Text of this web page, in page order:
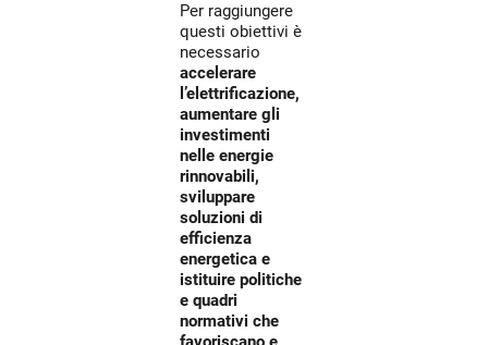
Per raggiungere
questi obiettivi è
necessario
accelerare
l’elettrificazione,
aumentare gli
investimenti
nelle energie
rinnovabili,
sviluppare
soluzioni di
efficienza
energetica e
istituire politiche
e quadri
normativi che